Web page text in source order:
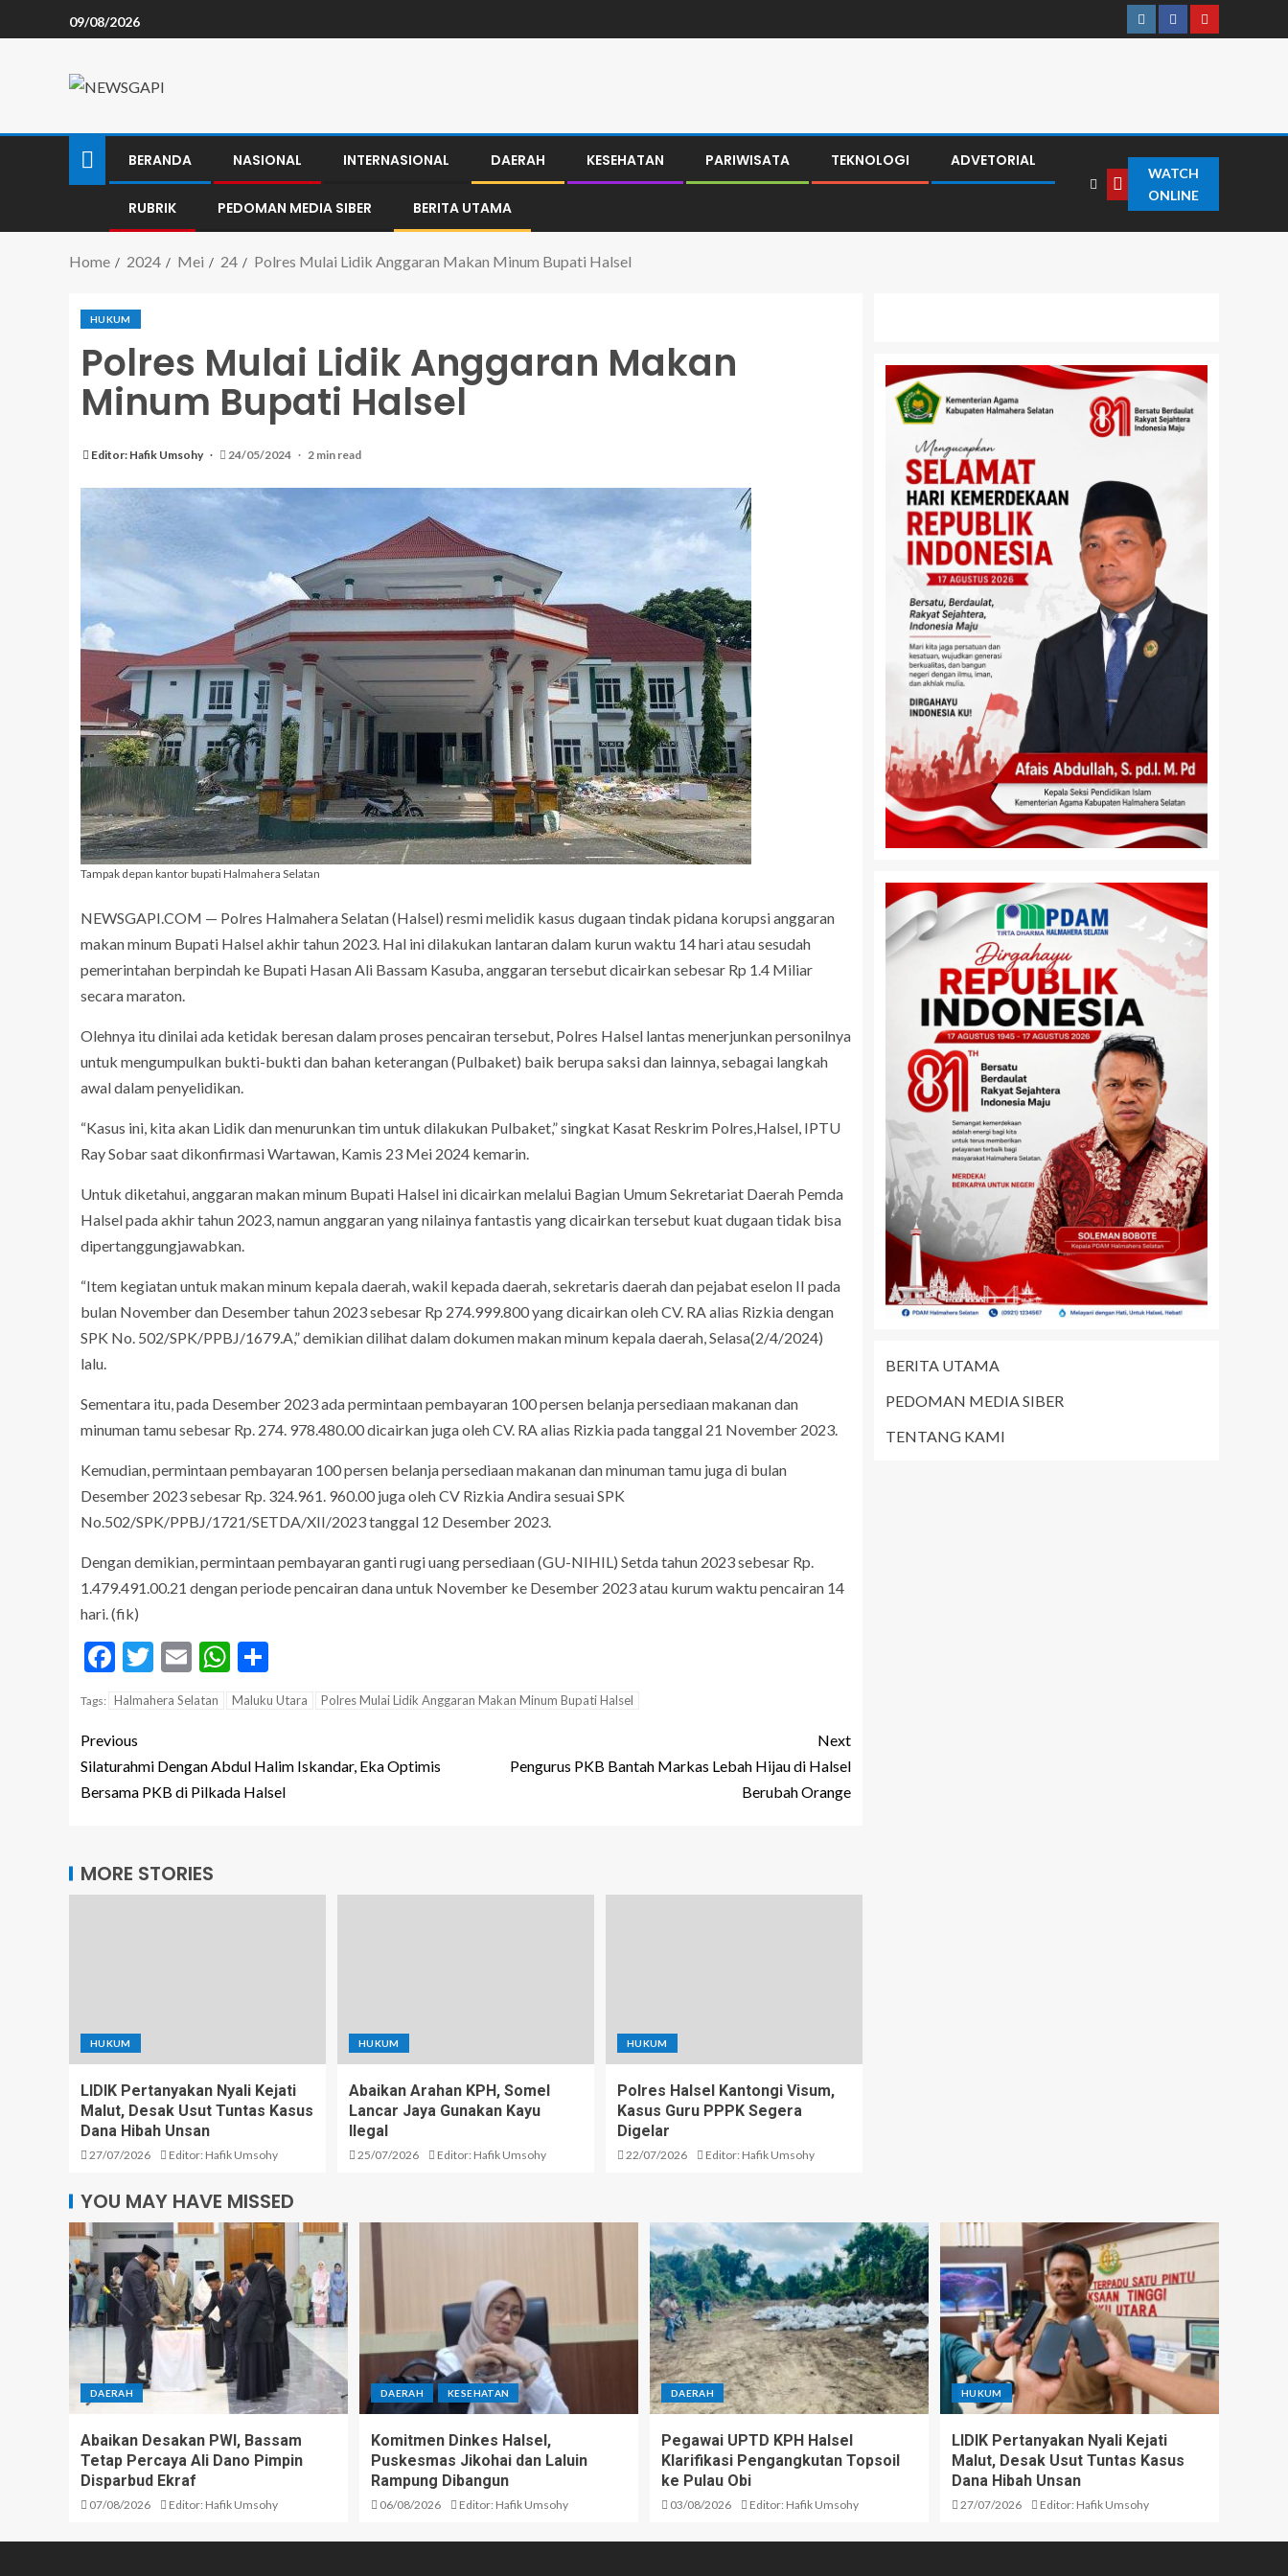
09/08/2026
BERANDA NASIONAL INTERNASIONAL DAERAH KESEHATAN PARIWISATA TEKNOLOGI ADVETORIAL
RUBRIK PEDOMAN MEDIA SIBER BERITA UTAMA
WATCH
ONLINE
Home 2024 Mei 24 Polres Mulai Lidik Anggaran Makan Minum Bupati Halsel
HUKUM
Polres Mulai Lidik Anggaran Makan
Minum Bupati Halsel
Editor: Hafik Umsohy 24/05/2024 2 min read
Tampak depan kantor bupati Halmahera Selatan
NEWSGAPI.COM — Polres Halmahera Selatan (Halsel) resmi melidik kasus dugaan tindak pidana korupsi anggaran
makan minum Bupati Halsel akhir tahun 2023. Hal ini dilakukan lantaran dalam kurun waktu 14 hari atau sesudah
pemerintahan berpindah ke Bupati Hasan Ali Bassam Kasuba, anggaran tersebut dicairkan sebesar Rp 1.4 Miliar
secara maraton.
Olehnya itu dinilai ada ketidak beresan dalam proses pencairan tersebut, Polres Halsel lantas menerjunkan personilnya
untuk mengumpulkan bukti-bukti dan bahan keterangan (Pulbaket) baik berupa saksi dan lainnya, sebagai langkah
awal dalam penyelidikan.
“Kasus ini, kita akan Lidik dan menurunkan tim untuk dilakukan Pulbaket,” singkat Kasat Reskrim Polres,Halsel, IPTU
Ray Sobar saat dikonfirmasi Wartawan, Kamis 23 Mei 2024 kemarin.
Untuk diketahui, anggaran makan minum Bupati Halsel ini dicairkan melalui Bagian Umum Sekretariat Daerah Pemda
Halsel pada akhir tahun 2023, namun anggaran yang nilainya fantastis yang dicairkan tersebut kuat dugaan tidak bisa
dipertanggungjawabkan.
“Item kegiatan untuk makan minum kepala daerah, wakil kepada daerah, sekretaris daerah dan pejabat eselon II pada
bulan November dan Desember tahun 2023 sebesar Rp 274.999.800 yang dicairkan oleh CV. RA alias Rizkia dengan
SPK No. 502/SPK/PPBJ/1679.A,” demikian dilihat dalam dokumen makan minum kepala daerah, Selasa(2/4/2024)
lalu.
Sementara itu, pada Desember 2023 ada permintaan pembayaran 100 persen belanja persediaan makanan dan
minuman tamu sebesar Rp. 274. 978.480.00 dicairkan juga oleh CV. RA alias Rizkia pada tanggal 21 November 2023.
Kemudian, permintaan pembayaran 100 persen belanja persediaan makanan dan minuman tamu juga di bulan
Desember 2023 sebesar Rp. 324.961. 960.00 juga oleh CV Rizkia Andira sesuai SPK
No.502/SPK/PPBJ/1721/SETDA/XII/2023 tanggal 12 Desember 2023.
Dengan demikian, permintaan pembayaran ganti rugi uang persediaan (GU-NIHIL) Setda tahun 2023 sebesar Rp.
1.479.491.00.21 dengan periode pencairan dana untuk November ke Desember 2023 atau kurum waktu pencairan 14
hari. (fik)
Facebook
Twitter
EmailWhatsApp
Tags: Halmahera Selatan Maluku Utara Polres Mulai Lidik Anggaran Makan Minum Bupati Halsel
Previous
Silaturahmi Dengan Abdul Halim Iskandar, Eka Optimis
Bersama PKB di Pilkada Halsel
Next
Pengurus PKB Bantah Markas Lebah Hijau di Halsel
Berubah Orange
MORE STORIES
HUKUM
LIDIK Pertanyakan Nyali Kejati
Malut, Desak Usut Tuntas Kasus
Dana Hibah Unsan
27/07/2026 Editor: Hafik Umsohy
HUKUM
Abaikan Arahan KPH, Somel
Lancar Jaya Gunakan Kayu
Ilegal
25/07/2026 Editor: Hafik Umsohy
HUKUM
Polres Halsel Kantongi Visum,
Kasus Guru PPPK Segera
Digelar
22/07/2026 Editor: Hafik Umsohy
BERITA UTAMA
PEDOMAN MEDIA SIBER
TENTANG KAMI
YOU MAY HAVE MISSED
DAERAH
Abaikan Desakan PWI, Bassam
Tetap Percaya Ali Dano Pimpin
Disparbud Ekraf
07/08/2026 Editor: Hafik Umsohy
DAERAH KESEHATAN
Komitmen Dinkes Halsel,
Puskesmas Jikohai dan Laluin
Rampung Dibangun
06/08/2026 Editor: Hafik Umsohy
DAERAH
Pegawai UPTD KPH Halsel
Klarifikasi Pengangkutan Topsoil
ke Pulau Obi
03/08/2026 Editor: Hafik Umsohy
HUKUM
LIDIK Pertanyakan Nyali Kejati
Malut, Desak Usut Tuntas Kasus
Dana Hibah Unsan
27/07/2026 Editor: Hafik Umsohy